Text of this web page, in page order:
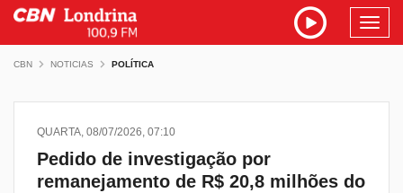
CBN NOTICIAS POLÍTICA
QUARTA, 08/07/2026, 07:10
Pedido de investigação por
remanejamento de R$ 20,8 milhões do